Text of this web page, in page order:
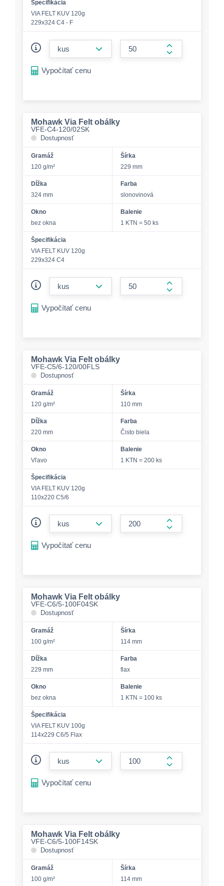
Špecifikácia
VIA FELT KUV 120g
229x324 C4 - F
form.increase-
Vypočítať cenu
Mohawk Via Felt obálky
VFE-C4-120/02SK
Dostupnosť
Gramáž
120 g/m²
Šírka
229 mm
Dĺžka
324 mm
Farba
slonovinová
Okno
bez okna
Balenie
1 KTN = 50 ks
Špecifikácia
VIA FELT KUV 120g
229x324 C4
form.increase-
Vypočítať cenu
Mohawk Via Felt obálky
VFE-C5/6-120/00FLS
Dostupnosť
Gramáž
120 g/m²
Šírka
110 mm
Dĺžka
220 mm
Farba
Čisto biela
Okno
Vľavo
Balenie
1 KTN = 200 ks
Špecifikácia
VIA FELT KUV 120g
110x220 C5/6
form.increase-
Vypočítať cenu
Mohawk Via Felt obálky
VFE-C6/5-100F04SK
Dostupnosť
Gramáž
100 g/m²
Šírka
114 mm
Dĺžka
229 mm
Farba
flax
Okno
bez okna
Balenie
1 KTN = 100 ks
Špecifikácia
VIA FELT KUV 100g
114x229 C6/5 Flax
form.increase-
Vypočítať cenu
Mohawk Via Felt obálky
VFE-C6/5-100F14SK
Dostupnosť
Gramáž
100 g/m²
Šírka
114 mm